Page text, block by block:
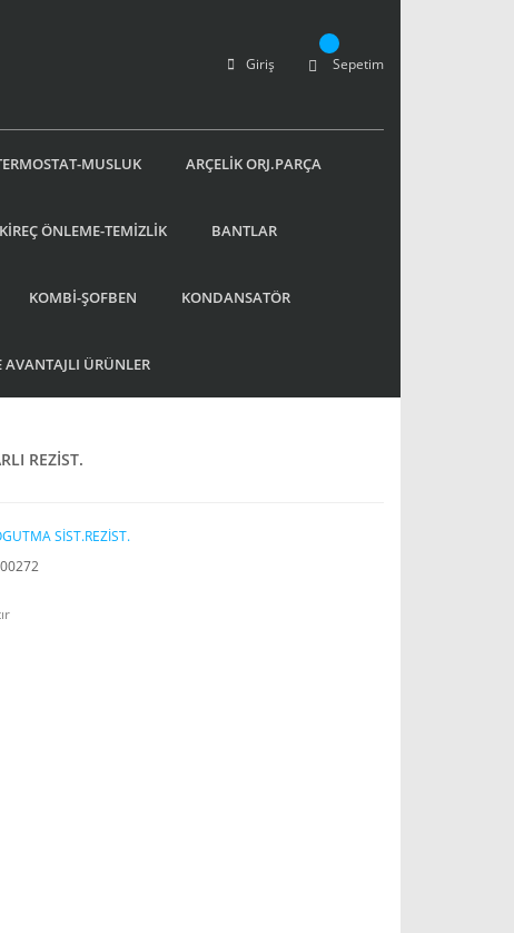
Giriş Sepetim
MUSLUK ARÇELİK ORJ.PARÇA
KİREÇ ÖNLEME-TEMİZLİK BANTLAR
KOMBİ-ŞOFBEN KONDANSATÖR
AVANTAJLI ÜRÜNLER
REZİST.
SİST.REZİST.